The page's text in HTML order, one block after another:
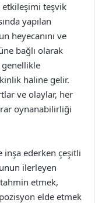
etkileşimi teşvik
yapılan
heyecanını ve
bağlı olarak
haline gelir.
ve olaylar, her
oynanabilirliği
inşa ederken çeşitli
ilerleyen
etmek,
elde etmek